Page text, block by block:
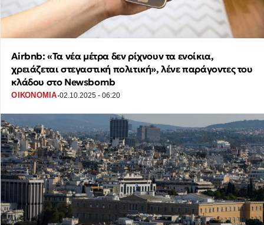
Airbnb: «Τα νέα μέτρα δεν ρίχνουν τα ενοίκια,
χρειάζεται στεγαστική πολιτική», λένε παράγοντες του
κλάδου στο Newsbomb
ΟΙΚΟΝΟΜΙΑ·02.10.2025 - 06:20